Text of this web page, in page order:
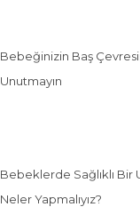
Bebeğinizin Baş
Unutmayın
Bebeklerde Sağlıklı Bir
Neler Yapmalıyız?